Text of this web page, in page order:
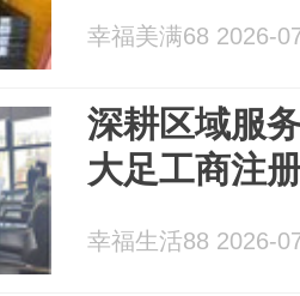
幸福美满68 2026-
深耕区域服
大足工商注
幸福生活88 2026-